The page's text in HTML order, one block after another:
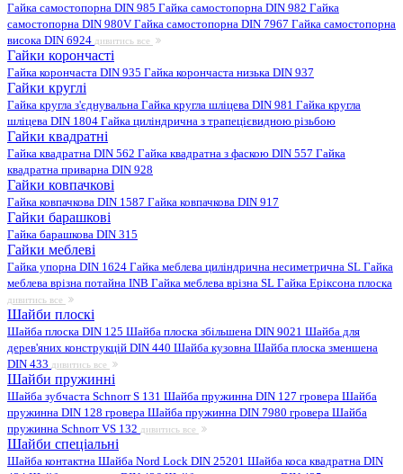
Гайка самостопорна DIN 985 Гайка самостопорна DIN 982 Гайка
самостопорна DIN 980V Гайка самостопорна DIN 7967 Гайка самостопорна
висока DIN 6924 дивитись все
Гайки корончасті
Гайка корончаста DIN 935 Гайка корончаста низька DIN 937
Гайки круглі
Гайка кругла з'єднувальна Гайка кругла шліцева DIN 981 Гайка кругла
шліцева DIN 1804 Гайка циліндрична з трапецієвидною різьбою
Гайки квадратні
Гайка квадратна DIN 562 Гайка квадратна з фаскою DIN 557 Гайка
квадратна приварна DIN 928
Гайки ковпачкові
Гайка ковпачкова DIN 1587 Гайка ковпачкова DIN 917
Гайки барашкові
Гайка барашкова DIN 315
Гайки меблеві
Гайка упорна DIN 1624 Гайка меблева циліндрична несиметрична SL Гайка
меблева врізна потайна INB Гайка меблева врізна SL Гайка Еріксона плоска
дивитись все
Шайби плоскі
Шайба плоска DIN 125 Шайба плоска збільшена DIN 9021 Шайба для
дерев'яних конструкцій DIN 440 Шайба кузовна Шайба плоска зменшена
DIN 433 дивитись все
Шайби пружинні
Шайба зубчаста Schnorr S 131 Шайба пружинна DIN 127 гровера Шайба
пружинна DIN 128 гровера Шайба пружинна DIN 7980 гровера Шайба
пружинна Schnorr VS 132 дивитись все
Шайби спеціальні
Шайба контактна Шайба Nord Lock DIN 25201 Шайба коса квадратна DIN